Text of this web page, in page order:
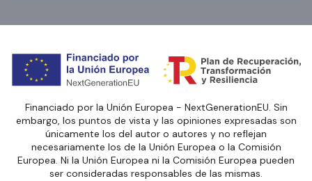
Financiado por la Unión Europea - NextGenerationEU. Sin
embargo, los puntos de vista y las opiniones expresadas son
únicamente los del autor o autores y no reflejan
necesariamente los de la Unión Europea o la Comisión
Europea. Ni la Unión Europea ni la Comisión Europea pueden
ser consideradas responsables de las mismas.